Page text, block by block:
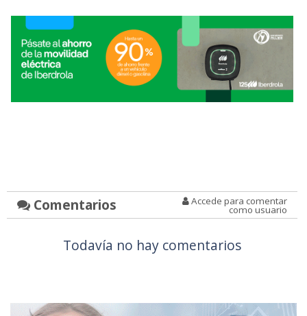
Comentarios Accede para comentar
como usuario
Todavía no hay comentarios